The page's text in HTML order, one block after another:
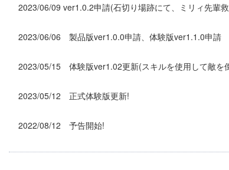
2023/06/09 ver1.0.2申請(石切り場跡にて、ミリィ先輩
2023/06/06 製品版ver1.0.0申請、体験版ver1.1.0申請
2023/05/15 体験版ver1.02更新(スキルを使用して敵を
2023/05/12 正式体験版更新!
2022/08/12 予告開始!